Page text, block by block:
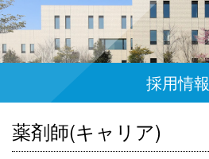
採用情報
薬剤師(キャリア)